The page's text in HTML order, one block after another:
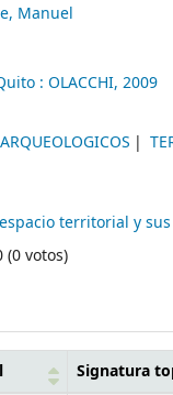
Manuel
: OLACCHI, 2009
territorial y
(0 votos)
Signatura